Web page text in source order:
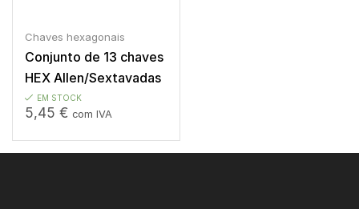
Chaves hexagonais
Conjunto de 13 chaves
HEX Allen/Sextavadas
180mm com ponta
esférica
EM STOCK
5,45 € com IVA